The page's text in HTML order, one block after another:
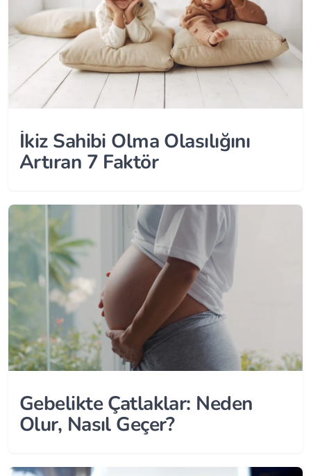
İkiz Sahibi Olma Olasılığını
Artıran 7 Faktör
Gebelikte Çatlaklar: Neden
Olur, Nasıl Geçer?